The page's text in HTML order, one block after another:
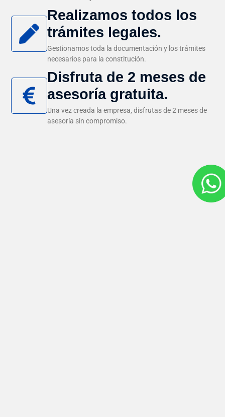
Realizamos todos los
trámites legales.
Gestionamos toda la documentación y los trámites
necesarios para la constitución.
Disfruta de 2 meses de
asesoría gratuita.
Una vez creada la empresa, disfrutas de 2 meses de
asesoría sin compromiso.